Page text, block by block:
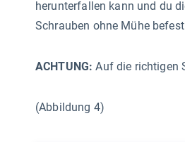
herunterfallen kann und du
Schrauben ohne Mühe
ACHTUNG: Auf die richtigen
(Abbildung 4)